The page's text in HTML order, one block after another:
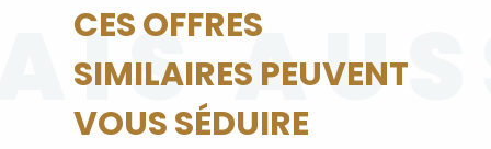
CES OFFRES
SIMILAIRES PEUVENT
VOUS SÉDUIRE